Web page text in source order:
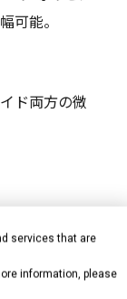
可能。
ド両方の微
services that are
information, please